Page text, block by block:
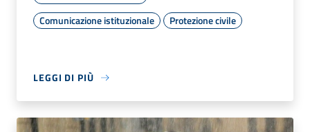
Comunicazione istituzionale
Protezione civile
LEGGI DI PIÙ